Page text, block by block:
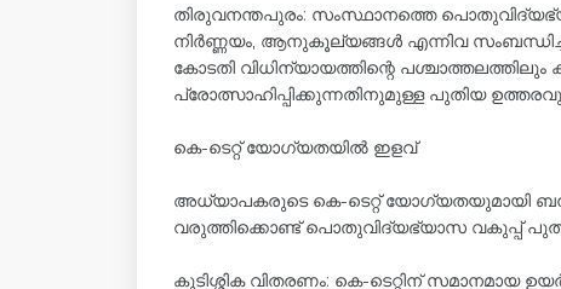
തിരുവനന്തപുരം: സംസ്ഥാനത്തെ
നിർണ്ണയം, ആനുകൂല്യങ്ങൾ എന്നിവ സംബന്ധിച്ച്
കോടതി വിധിന്യായത്തിന്റെ
പ്രോത്സാഹിപ്പിക്കുന്നതിനുമുള്ള പുതിയ
കെ-ടെറ്റ് യോഗ്യതയിൽ ഇളവ്
അധ്യാപകരുടെ കെ-ടെറ്റ് യോഗ്യതയുമായി
വരുത്തിക്കൊണ്ട് പൊതുവിദ്യഭ്യാസ വകുപ്പ്
കുടിശ്ശിക വിതരണം: കെ-ടെറ്റിന് സമാനമായ